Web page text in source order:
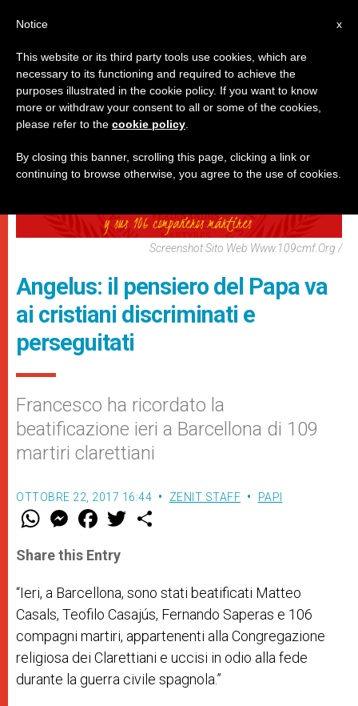
PAPI
Screenshot Sito Web Www.109cmf.org /
Angelus: il pensiero del Papa va
ai cristiani discriminati e
perseguitati
Francesco ha ricordato la
beatificazione ieri a Barcellona di 109
martiri clarettiani
OTTOBRE 22, 2017 16:44 ZENIT STAFF PAPI
W
t
s
p
p
M
e
s
e
g
e
r
F
a
e
b
o
k
w
r
Share this Entry
“Ieri, a Barcellona, sono stati beatificati Matteo
Casals, Teofilo Casajús, Fernando Saperas e 106
compagni martiri, appartenenti alla Congregazione
religiosa dei Clarettiani e uccisi in odio alla fede
durante la guerra civile spagnola.”
x
Notice
This website or its third party tools use cookies, which are
necessary to its functioning and required to achieve the
purposes illustrated in the cookie policy. If you want to know
more or withdraw your consent to all or some of the cookies,
please refer to the cookie policy
By closing this banner, scrolling this page, clicking a link or
continuing to browse otherwise, you agree to the use of cookies.